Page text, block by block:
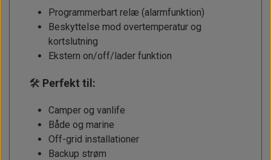
Programmerbart relæ (alarmfunktion)
Beskyttelse mod overtemperatur og
kortslutning
Ekstern on/off/lader funktion
🛠️ Perfekt til:
Camper og vanlife
Både og marine
Off-grid installationer
Backup strøm